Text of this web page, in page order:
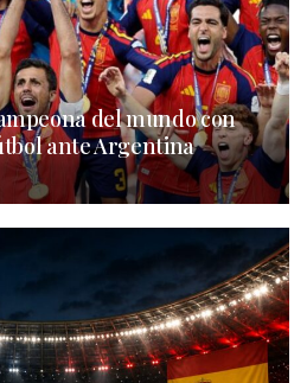
del mundo con
ante Argentina